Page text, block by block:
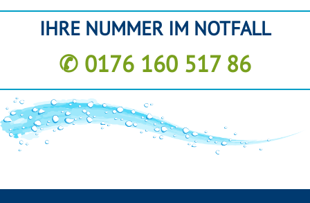
IHRE NUMMER IM NOTFALL
✆ 0176 160 517 86